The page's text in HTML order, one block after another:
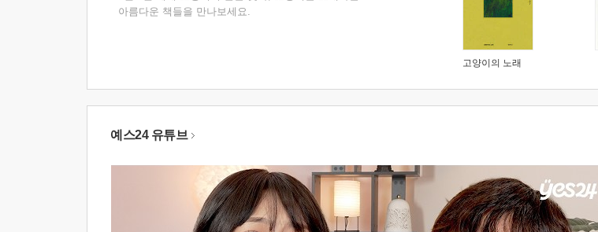
아름다운 책들을 만나보세요.
고양이의 노래
예스24 유튜브